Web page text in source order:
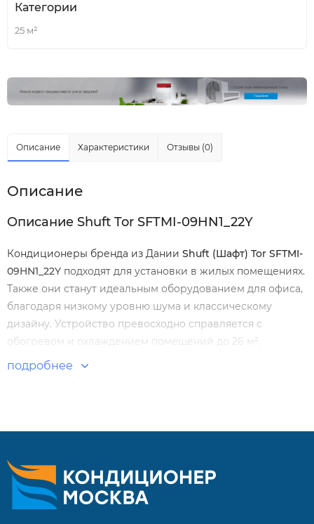
Категории
25 м²
Описание Характеристики Отзывы (0)
Описание
Описание Shuft Tor SFTMI-09HN1_22Y
Кондиционеры бренда из Дании Shuft (Шафт) Tor SFTMI-
09HN1_22Y подходят для установки в жилых помещениях.
Также они станут идеальным оборудованием для офиса,
благодаря низкому уровню шума и классическому
дизайну. Устройство превосходно справляется с
обогревом и охлаждением помещений до 26 м².
Особенности и преимущества:
Детектор утечки фреона
Класс энергоэффективности А
Низкий уровень шума
подробнее